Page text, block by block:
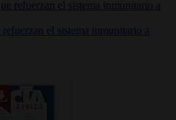
el sistema inmunitario a